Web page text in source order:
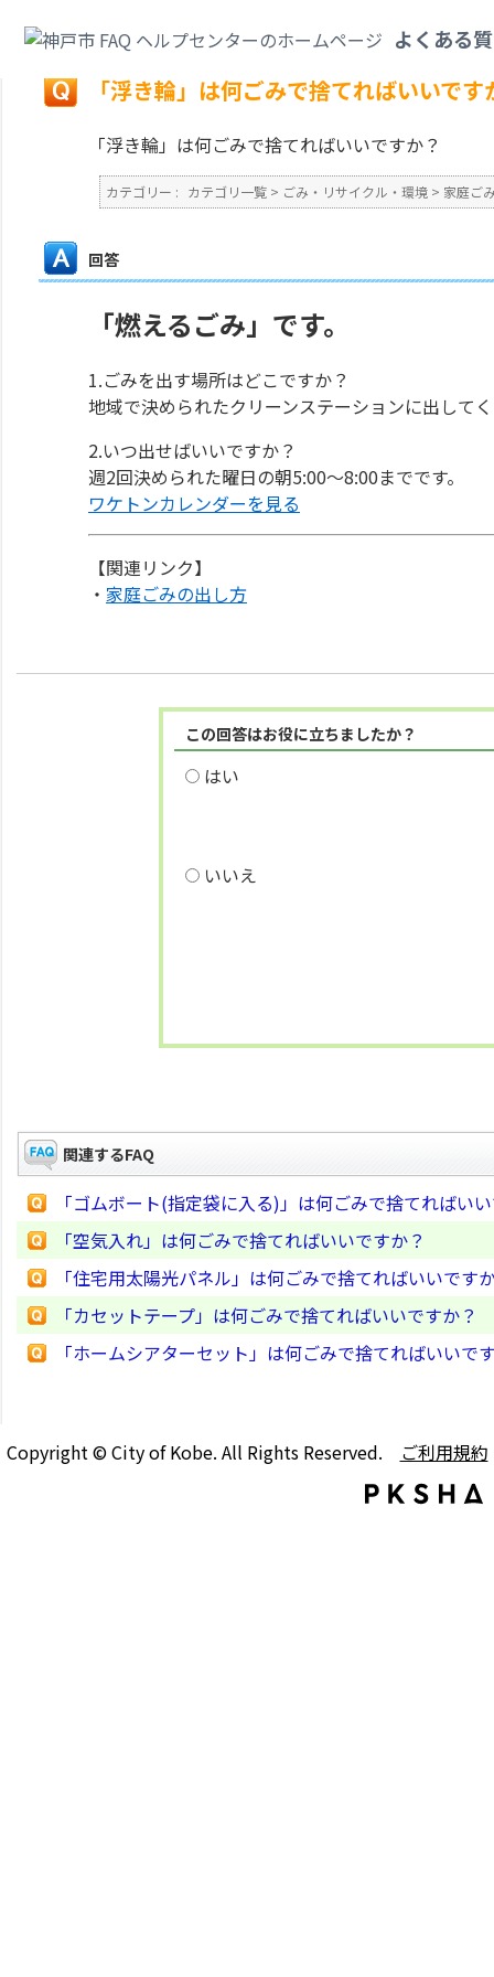
よくある
戻る
「浮き輪」は何ごみで捨てればいいです
「浮き輪」は何ごみで捨てればいいですか？
カテゴリー : カテゴリ一覧 > ごみ・リサイクル・環境 > 家庭ご
回答
「燃えるごみ」です。
1.ごみを出す場所はどこですか？
地域で決められたクリーンステーションに出して
2.いつ出せばいいですか？
週2回決められた曜日の朝5:00～8:00までです。
ワケトンカレンダーを見る
【関連リンク】
・ 家庭ごみの出し方
この回答はお役に立ちましたか？
はい
いいえ
関連するFAQ
「ゴムボート(指定袋に入る)」は何ごみで捨てればい
「空気入れ」は何ごみで捨てればいいですか？
「住宅用太陽光パネル」は何ごみで捨てればいいです
「カセットテープ」は何ごみで捨てればいいですか？
「ホームシアターセット」は何ごみで捨てればいいで
Copyright © City of Kobe. All Rights Reserved. ご利用規約